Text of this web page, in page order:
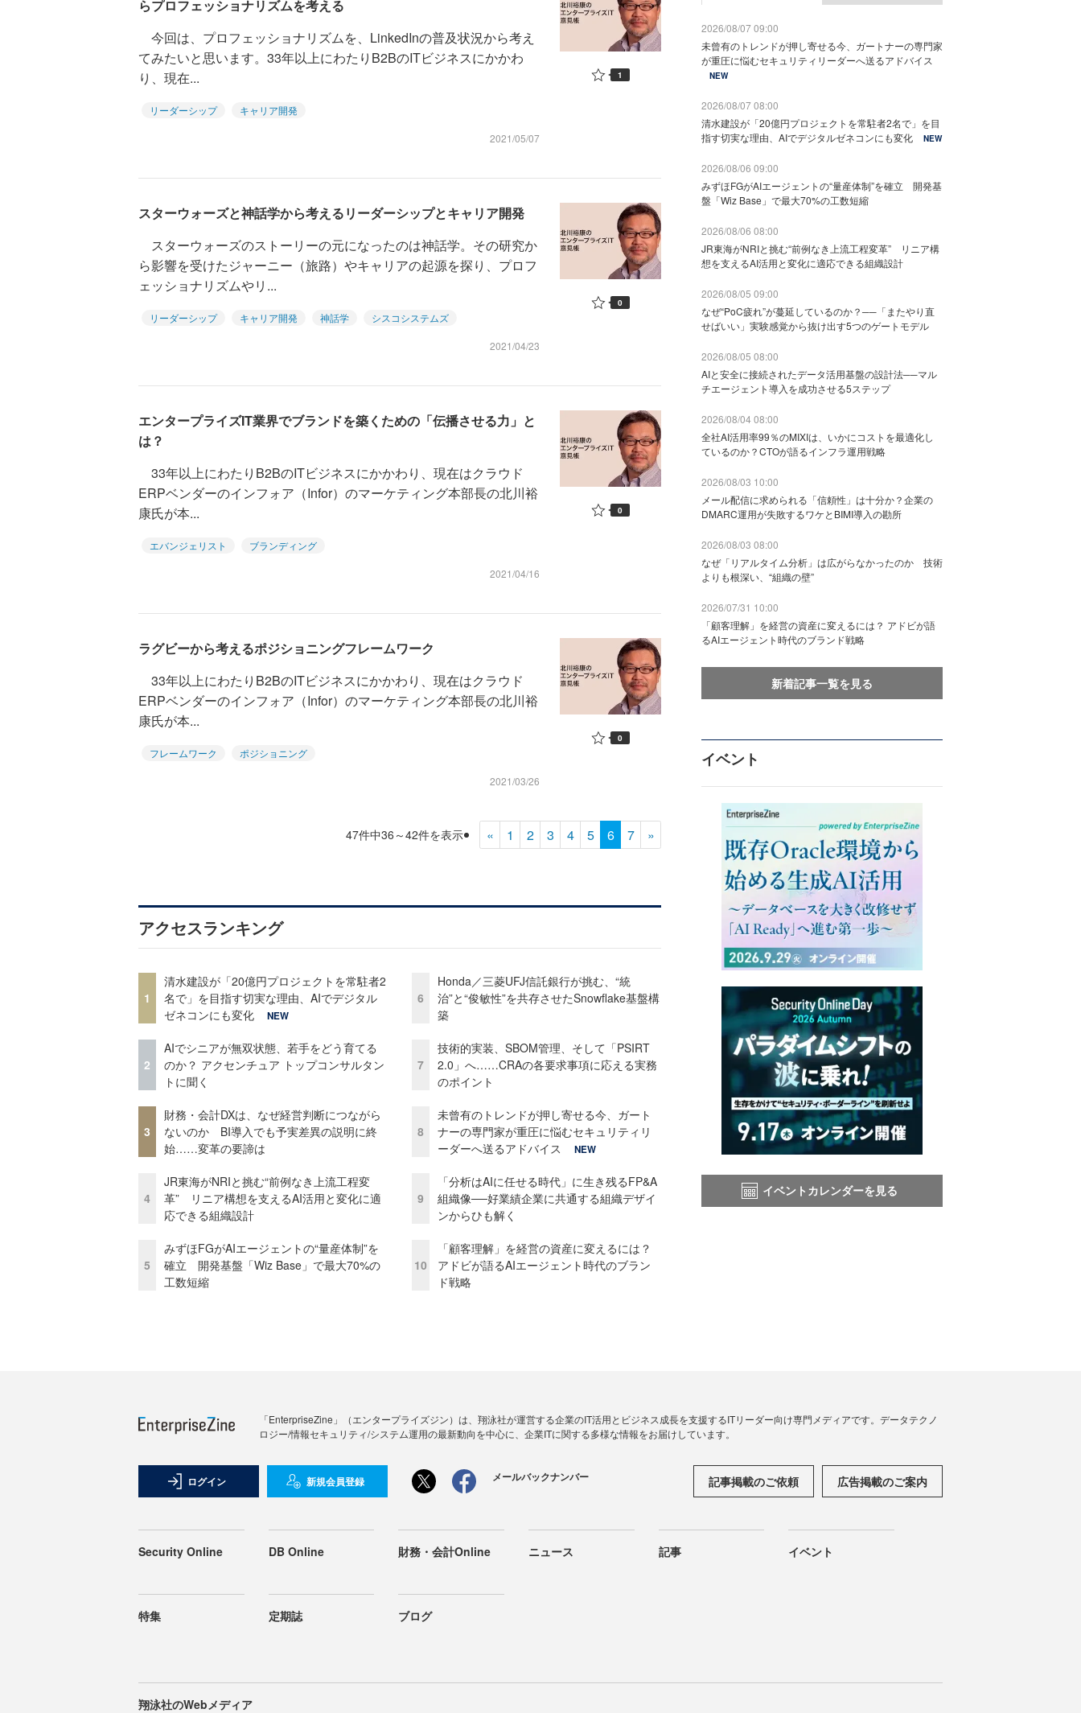
らプロフェッショナリズムを考える
今回は、プロフェッショナリズムを、LinkedInの普及状況から考え
てみたいと思います。33年以上にわたりB2BのITビジネスにかかわ
り、現在...
リーダーシップ キャリア開発
2021/05/07
1
スターウォーズと神話学から考えるリーダーシップとキャリア開発
スターウォーズのストーリーの元になったのは神話学。その研究か
ら影響を受けたジャーニー（旅路）やキャリアの起源を探り、プロフ
ェッショナリズムやリ...
リーダーシップ キャリア開発 神話学 シスコシステムズ
2021/04/23
0
エンタープライズIT業界でブランドを築くための「伝播させる力」と
は？
33年以上にわたりB2BのITビジネスにかかわり、現在はクラウド
ERPベンダーのインフォア（Infor）のマーケティング本部長の北川裕
康氏が本...
エバンジェリスト ブランディング
2021/04/16
0
ラグビーから考えるポジショニングフレームワーク
33年以上にわたりB2BのITビジネスにかかわり、現在はクラウド
ERPベンダーのインフォア（Infor）のマーケティング本部長の北川裕
康氏が本...
フレームワーク ポジショニング
2021/03/26
0
47件中36～42件を表示 « 1 2 3 4 5 6 7 »
アクセスランキング
1
清水建設が「20億円プロジェクトを常駐者2
名で」を目指す切実な理由、AIでデジタル
ゼネコンにも変化
NEW
2
AIでシニアが無双状態、若手をどう育てる
のか？ アクセンチュア トップコンサルタン
トに聞く
3
財務・会計DXは、なぜ経営判断につながら
ないのか BI導入でも予実差異の説明に終
始……変革の要諦は
4
JR東海がNRIと挑む“前例なき上流工程変
革” リニア構想を支えるAI活用と変化に適
応できる組織設計
5
みずほFGがAIエージェントの“量産体制”を
確立 開発基盤「Wiz Base」で最大70%の
工数短縮
6
Honda／三菱UFJ信託銀行が挑む、“統
治”と“俊敏性”を共存させたSnowflake基盤構
築
7
技術的実装、SBOM管理、そして「PSIRT
2.0」へ……CRAの各要求事項に応える実務
のポイント
8
未曾有のトレンドが押し寄せる今、ガート
ナーの専門家が重圧に悩むセキュリティリ
ーダーへ送るアドバイス
NEW
9
「分析はAIに任せる時代」に生き残るFP&A
組織像──好業績企業に共通する組織デザイ
ンからひも解く
10
「顧客理解」を経営の資産に変えるには？
アドビが語るAIエージェント時代のブラン
ド戦略
2026/08/07 09:00
未曾有のトレンドが押し寄せる今、ガートナーの専門家
が重圧に悩むセキュリティリーダーへ送るアドバイス
NEW
2026/08/07 08:00
清水建設が「20億円プロジェクトを常駐者2名で」を目
指す切実な理由、AIでデジタルゼネコンにも変化
NEW
2026/08/06 09:00
みずほFGがAIエージェントの“量産体制”を確立 開発基
盤「Wiz Base」で最大70%の工数短縮
2026/08/06 08:00
JR東海がNRIと挑む“前例なき上流工程変革” リニア構
想を支えるAI活用と変化に適応できる組織設計
2026/08/05 09:00
なぜ“PoC疲れ”が蔓延しているのか？──「またやり直
せばいい」実験感覚から抜け出す5つのゲートモデル
2026/08/05 08:00
AIと安全に接続されたデータ活用基盤の設計法──マル
チエージェント導入を成功させる5ステップ
2026/08/04 08:00
全社AI活用率99％のMIXIは、いかにコストを最適化し
ているのか？CTOが語るインフラ運用戦略
2026/08/03 10:00
メール配信に求められる「信頼性」は十分か？企業の
DMARC運用が失敗するワケとBIMI導入の勘所
2026/08/03 08:00
なぜ「リアルタイム分析」は広がらなかったのか 技術
よりも根深い、“組織の壁”
2026/07/31 10:00
「顧客理解」を経営の資産に変えるには？ アドビが語
るAIエージェント時代のブランド戦略
新着記事一覧を見る
イベント
イベントカレンダーを見る
「EnterpriseZine」（エンタープライズジン）は、翔泳社が運営する企業のIT活用とビジネス成長を支援するITリーダー向け専門メディアです。データテクノ
ロジー/情報セキュリティ/システム運用の最新動向を中心に、企業ITに関する多様な情報をお届けしています。
ログイン 新規会員登録 メールバックナンバー 記事掲載のご依頼 広告掲載のご案内
Security Online DB Online 財務・会計Online ニュース 記事 イベント
特集 定期誌 ブログ
翔泳社のWebメディア